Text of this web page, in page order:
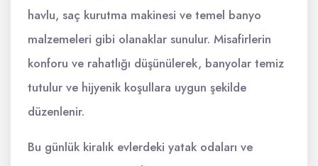
havlu, saç kurutma makinesi ve temel banyo
malzemeleri gibi olanaklar sunulur. Misafirlerin
konforu ve rahatlığı düşünülerek, banyolar temiz
tutulur ve hijyenik koşullara uygun şekilde
düzenlenir.
Bu günlük kiralık evlerdeki yatak odaları ve